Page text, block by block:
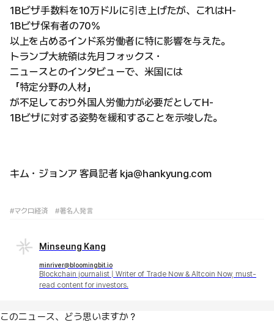
1Bビザ手数料を10万ドルに引き上げたが、これはH-
1Bビザ保有者の70%
以上を占めるインド系労働者に特に影響を与えた。
トランプ大統領は先月フォックス・
ニュースとのインタビューで、米国には
「特定分野の人材」
が不足しており外国人労働力が必要だとしてH-
1Bビザに対する姿勢を緩和することを示唆した。
キム・ジョンア 客員記者 kja@hankyung.com
#マクロ経済 #著名人発言
Minseung Kang
minriver@bloomingbit.io
Blockchain journalist | Writer of Trade Now & Altcoin Now, must-
read content for investors.
このニュース、どう思いますか？